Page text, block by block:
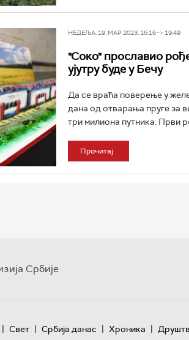
НЕДЕЉА, 19. МАР 2023, 16:16 -> 19:49
"Соко" прославио
ујутру буде у Бечу
Да се враћа поверење у
дана од отварања пруге за
три милиона путника. Први
Прочитај
Србије
| Свет | Србија данас | Хроника |